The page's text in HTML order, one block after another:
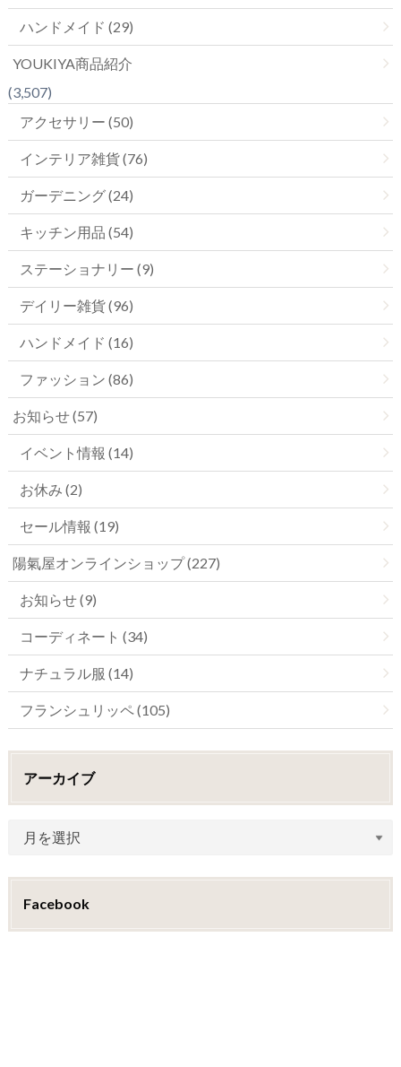
ハンドメイド (29)
YOUKIYA商品紹介
(3,507)
アクセサリー (50)
インテリア雑貨 (76)
ガーデニング (24)
キッチン用品 (54)
ステーショナリー (9)
デイリー雑貨 (96)
ハンドメイド (16)
ファッション (86)
お知らせ (57)
イベント情報 (14)
お休み (2)
セール情報 (19)
陽氣屋オンラインショップ (227)
お知らせ (9)
コーディネート (34)
ナチュラル服 (14)
フランシュリッペ (105)
アーカイブ
Facebook